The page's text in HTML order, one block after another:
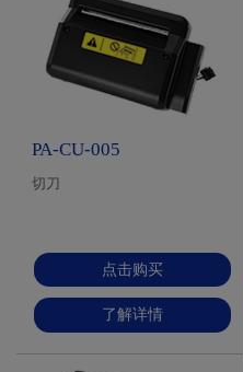
PA-CU-005
切刀
点击购买
了解详情